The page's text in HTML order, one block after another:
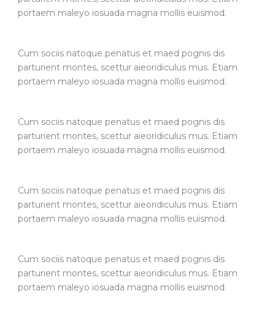
portaem maleyo iosuada magna mollis euismod.
Cum sociis natoque penatus et maed pognis dis
parturient montes, scettur aieoridiculus mus. Etiam
portaem maleyo iosuada magna mollis euismod.
Cum sociis natoque penatus et maed pognis dis
parturient montes, scettur aieoridiculus mus. Etiam
portaem maleyo iosuada magna mollis euismod.
Cum sociis natoque penatus et maed pognis dis
parturient montes, scettur aieoridiculus mus. Etiam
portaem maleyo iosuada magna mollis euismod.
Cum sociis natoque penatus et maed pognis dis
parturient montes, scettur aieoridiculus mus. Etiam
portaem maleyo iosuada magna mollis euismod.